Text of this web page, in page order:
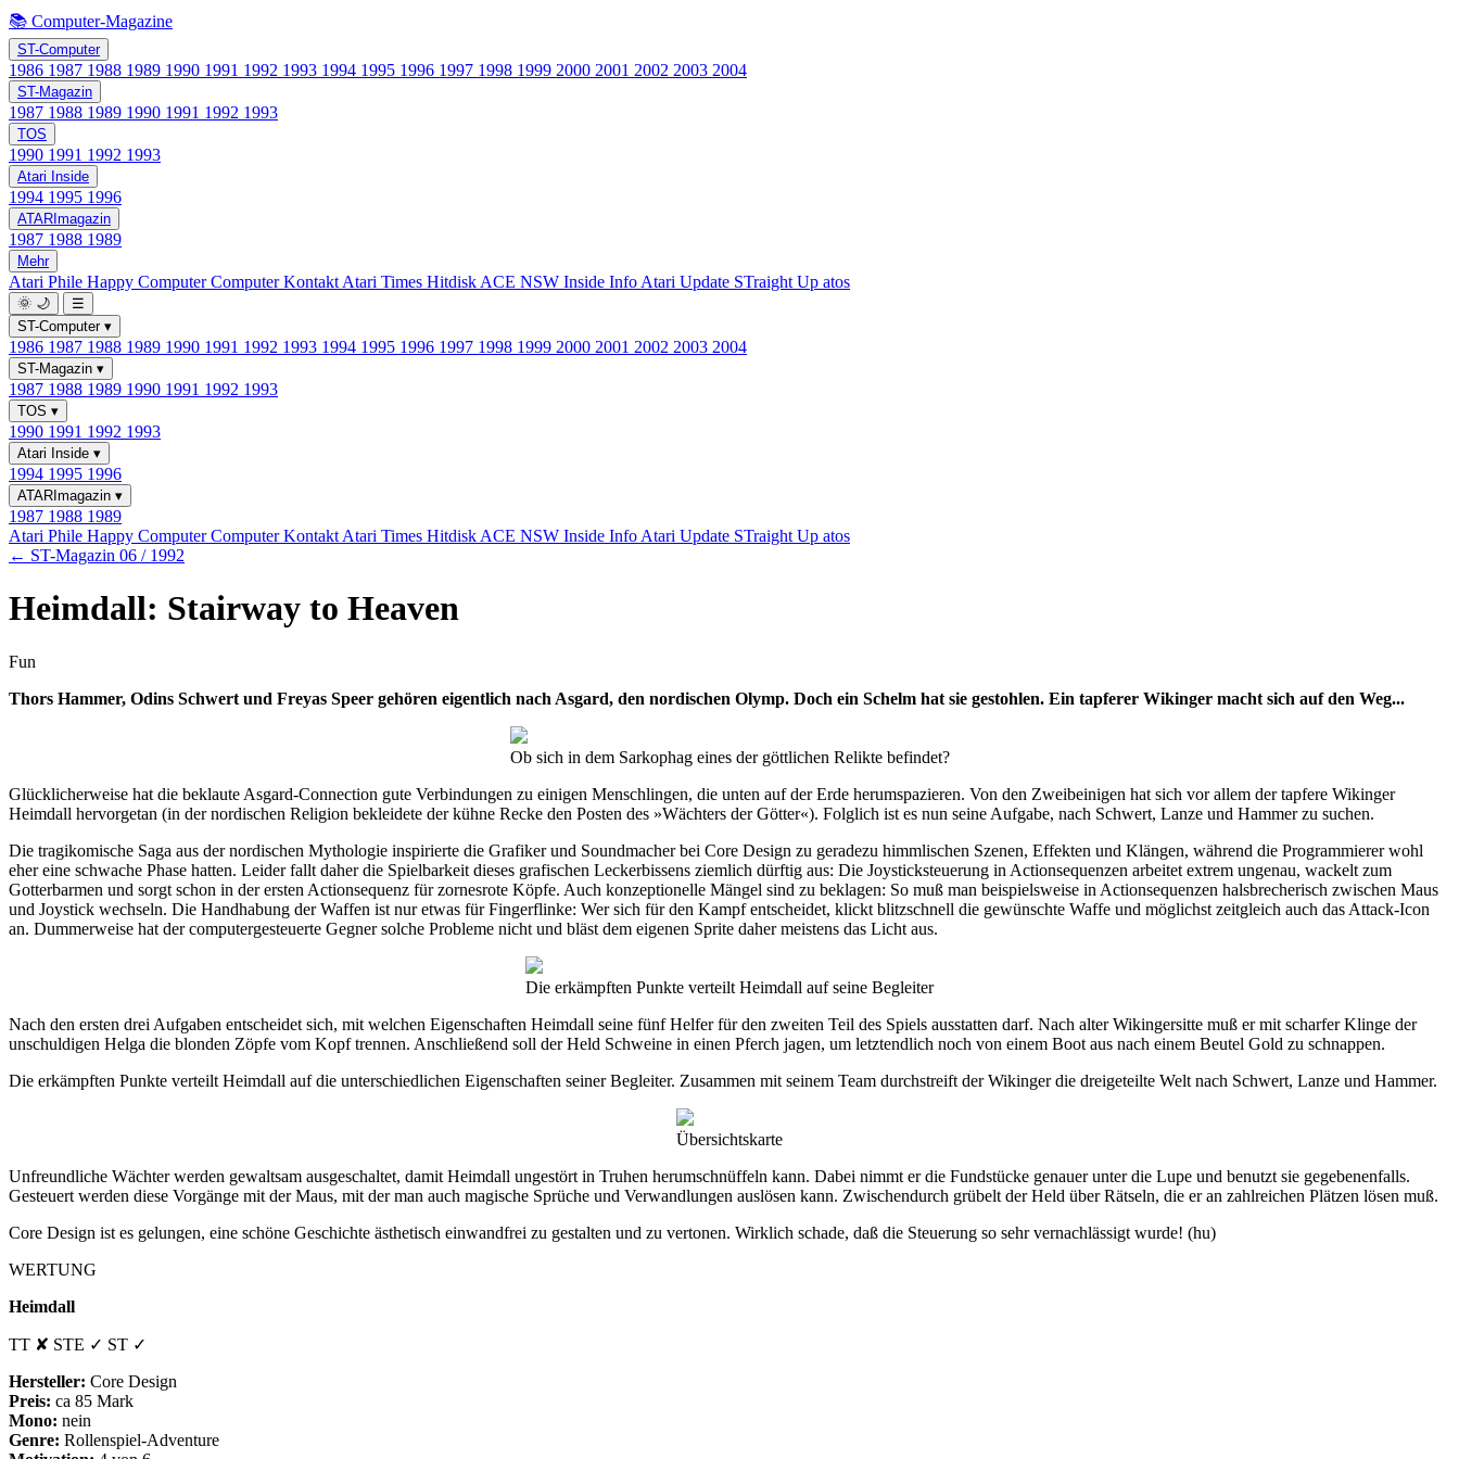
📚 Computer-Magazine
ST-Computer
1986 1987 1988 1989 1990 1991 1992 1993 1994 1995 1996 1997 1998 1999 2000 2001 2002 2003 2004
ST-Magazin
1987 1988 1989 1990 1991 1992 1993
TOS
1990 1991 1992 1993
Atari Inside
1994 1995 1996
ATARImagazin
1987 1988 1989
Mehr
Atari Phile Happy ComputerComputer Kontakt Atari Times Hitdisk ACE NSW Inside Info Atari Update STraight Up atos
🌞 🌙
☰
ST-Computer ▾
1986 1987 1988 1989 1990 1991 1992 1993 1994 1995 1996 1997 1998 1999 2000 2001 2002 2003 2004
ST-Magazin ▾
1987 1988 1989 1990 1991 1992 1993
TOS ▾
1990 1991 1992 1993
Atari Inside ▾
1994 1995 1996
ATARImagazin ▾
1987 1988 1989
Atari Phile Happy ComputerComputer Kontakt Atari Times Hitdisk ACE NSW Inside Info Atari Update STraight Up atos
← ST-Magazin 06 / 1992
Heimdall: Stairway to Heaven
Fun
Thors Hammer, Odins Schwert und Freyas Speer gehören eigentlich nach Asgard, den nordischen Olymp. Doch ein Schelm hat sie gestohlen. Ein tapferer Wikinger macht sich auf den Weg...
Ob sich in dem Sarkophag eines der göttlichen Relikte befindet?
Glücklicherweise hat die beklaute Asgard-Connection gute Verbindungen zu einigen Menschlingen, die unten auf der Erde herumspazieren. Von den Zweibeinigen hat sich vor allem der tapfere Wikinger
Heimdall hervorgetan (in der nordischen Religion bekleidete der kühne Recke den Posten des »Wächters der Götter«). Folglich ist es nun seine Aufgabe, nach Schwert, Lanze und Hammer zu suchen.
Die tragikomische Saga aus der nordischen Mythologie inspirierte die Grafiker und Soundmacher bei Core Design zu geradezu himmlischen Szenen, Effekten und Klängen, während die Programmierer wohl
eher eine schwache Phase hatten. Leider fallt daher die Spielbarkeit dieses grafischen Leckerbissens ziemlich dürftig aus: Die Joysticksteuerung in Actionsequenzen arbeitet extrem ungenau, wackelt zum
Gotterbarmen und sorgt schon in der ersten Actionsequenz für zornesrote Köpfe. Auch konzeptionelle Mängel sind zu beklagen: So muß man beispielsweise in Actionsequenzen halsbrecherisch zwischen Maus
und Joystick wechseln. Die Handhabung der Waffen ist nur etwas für Fingerflinke: Wer sich für den Kampf entscheidet, klickt blitzschnell die gewünschte Waffe und möglichst zeitgleich auch das Attack-Icon
an. Dummerweise hat der computergesteuerte Gegner solche Probleme nicht und bläst dem eigenen Sprite daher meistens das Licht aus.
Die erkämpften Punkte verteilt Heimdall auf seine Begleiter
Nach den ersten drei Aufgaben entscheidet sich, mit welchen Eigenschaften Heimdall seine fünf Helfer für den zweiten Teil des Spiels ausstatten darf. Nach alter Wikingersitte muß er mit scharfer Klinge der
unschuldigen Helga die blonden Zöpfe vom Kopf trennen. Anschließend soll der Held Schweine in einen Pferch jagen, um letztendlich noch von einem Boot aus nach einem Beutel Gold zu schnappen.
Die erkämpften Punkte verteilt Heimdall auf die unterschiedlichen Eigenschaften seiner Begleiter. Zusammen mit seinem Team durchstreift der Wikinger die dreigeteilte Welt nach Schwert, Lanze und Hammer.
Übersichtskarte
Unfreundliche Wächter werden gewaltsam ausgeschaltet, damit Heimdall ungestört in Truhen herumschnüffeln kann. Dabei nimmt er die Fundstücke genauer unter die Lupe und benutzt sie gegebenenfalls.
Gesteuert werden diese Vorgänge mit der Maus, mit der man auch magische Sprüche und Verwandlungen auslösen kann. Zwischendurch grübelt der Held über Rätseln, die er an zahlreichen Plätzen lösen muß.
Core Design ist es gelungen, eine schöne Geschichte ästhetisch einwandfrei zu gestalten und zu vertonen. Wirklich schade, daß die Steuerung so sehr vernachlässigt wurde! (hu)
WERTUNG
Heimdall
TT ✘ STE ✓ ST ✓
Hersteller: Core Design
Preis: ca 85 Mark
Mono: nein
Genre: Rollenspiel-Adventure